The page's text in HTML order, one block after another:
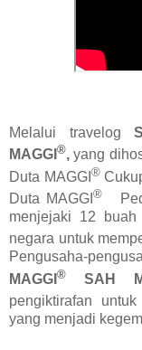
Melalui travelog
MAGGI ®,yang
Duta MAGGI ®
Duta MAGGI ®
menjejaki 12
negara untuk
Pengusaha-
MAGGI ® SAH
pengiktirafan
yang menjadi